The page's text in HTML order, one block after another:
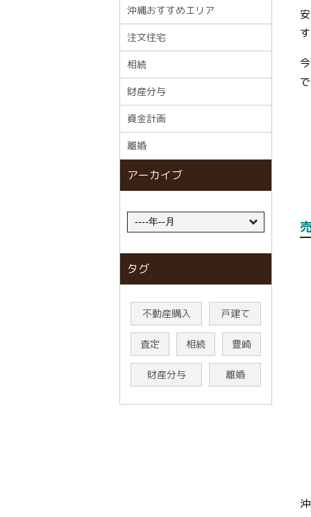
す
沖縄おすすめエリア
注文住宅
相続
財産分与
資金計画
離婚
アーカイブ
タグ
不動産購入 戸建て
査定 相続 豊崎
財産分与 離婚